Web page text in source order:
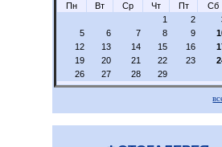
Пн
Вт Ср Чт Пт Сб
1
2
5
6 7 8 9
12
13 14 15 16
19
20 21 22 23
26
27 28 29